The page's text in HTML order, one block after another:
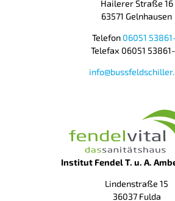
Hailerer Straße 16
63571 Gelnhausen
Telefon 06051
Telefax 06051 53861-
Institut Fendel T. u. A.
Lindenstraße 15
36037 Fulda